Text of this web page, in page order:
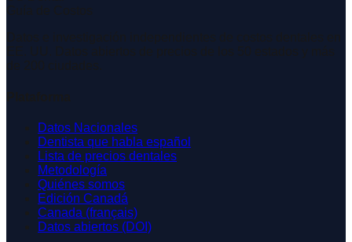
Datos Nacionales
Dentista que habla español
Lista de precios dentales
Metodología
Quiénes somos
Edición Canadá
Canada (français)
Datos abiertos (DOI)